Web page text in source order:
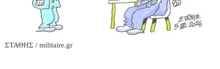
ΣΤΑΘΗΣ / militaire.gr